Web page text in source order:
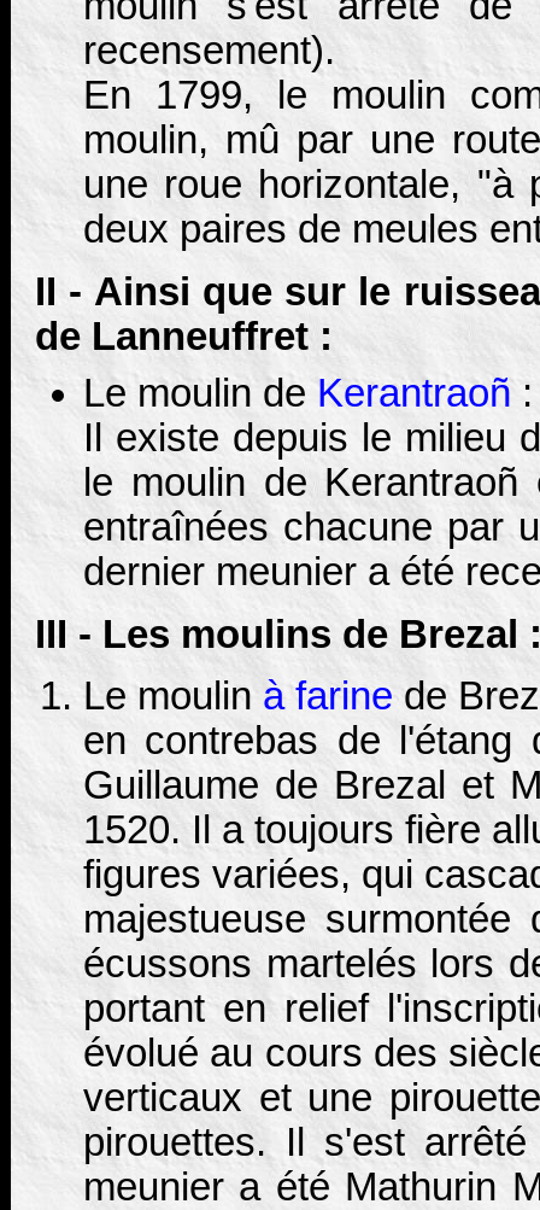
recensement).
En 1799, le moulin
moulin, mû par une
une roue horizontale, "à
deux paires de meules
II - Ainsi que sur le
de Lanneuffret :
Le moulin de Kerantraoñ:
Il existe depuis le milieu
le moulin de
entraînées chacune par
dernier meunier a été
III - Les moulins de Brezal
Le moulin à farine de
en contrebas de
Guillaume de Brezal et
1520. Il a toujours fière
figures variées, qui
majestueuse
écussons martelés lors
portant en relief
évolué au cours des
verticaux et une
pirouettes. Il s'est
meunier a été Mathurin